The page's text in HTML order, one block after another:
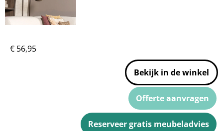
€ 56,95
Bekijk in de winkel
Offerte aanvragen
Reserveer gratis meubeladvies